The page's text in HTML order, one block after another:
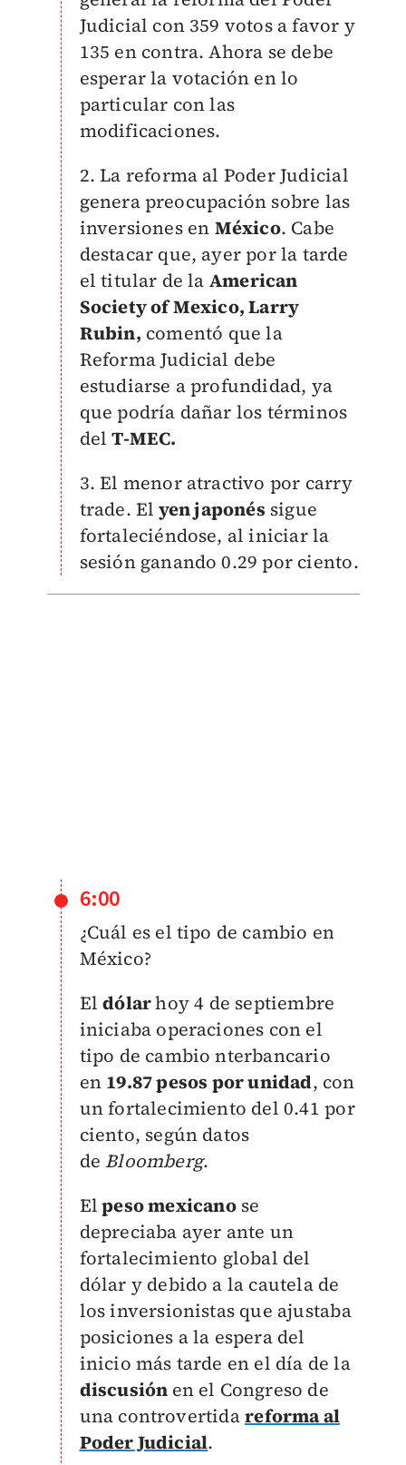
Judicial con 359 votos a favor y
135 en contra. Ahora se debe
esperar la votación en lo
particular con las
modificaciones.
2. La reforma al Poder Judicial
genera preocupación sobre las
inversiones en México. Cabe
destacar que, ayer por la tarde
el titular de la American
Society of Mexico, Larry
Rubin, comentó que la
Reforma Judicial debe
estudiarse a profundidad, ya
que podría dañar los términos
delT-MEC.
3. El menor atractivo por carry
trade. El yen japonés sigue
fortaleciéndose, al iniciar la
sesión ganando 0.29 por ciento.
6:00
¿Cuál es el tipo de cambio en
México?
Eldólarhoy 4 de septiembre
iniciaba operaciones con el
tipo de cambio nterbancario
en 19.87 pesos por unidad, con
un fortalecimiento del 0.41 por
ciento, según datos
deBloomberg.
Elpeso mexicanose
depreciaba ayer ante un
fortalecimiento global del
dólar y debido a la cautela de
los inversionistas que ajustaba
posiciones a la espera del
inicio más tarde en el día de la
discusión en el Congreso de
una controvertidareforma al
Poder Judicial.